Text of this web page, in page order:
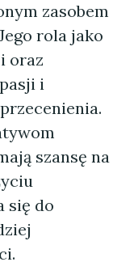
zasobem
rola jako
oraz
i
szansę na
się do